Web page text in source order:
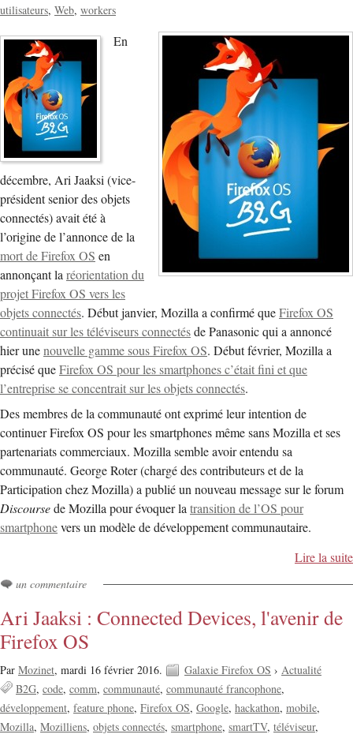
utilisateurs Web workers
En
décembre, Ari Jaaksi (vice-
président senior des objets
connectés) avait été à
l’origine de l’annonce de la
mort de Firefox OS en
annonçant laréorientation du
projet Firefox OS vers les
objets connectés. Début janvier, Mozilla a confirmé queFirefox OS
continuait sur les téléviseurs connectésde Panasonic qui a annoncé
hier unenouvelle gamme sous Firefox OS. Début février, Mozilla a
précisé queFirefox OS pour les smartphones c’était fini et que
l’entreprise se concentrait sur les objets connectés.
Des membres de la communauté ont exprimé leur intention de
continuer Firefox OS pour les smartphones même sans Mozilla et ses
partenariats commerciaux. Mozilla semble avoir entendu sa
communauté. George Roter (chargé des contributeurs et de la
Participation chez Mozilla) a publié un nouveau message sur le forum
Discoursede Mozilla pour évoquer latransition de l’OS pour
smartphonevers un modèle de développement communautaire.
Lire la suite
un commentaire
Ari Jaaksi : Connected Devices, l'avenir de
Firefox OS
Par Mozinet, mardi 16 février 2016. Galaxie Firefox OS › Actualité
B2G code comm communauté communauté francophone
développement feature phone Firefox OS Google hackathon mobile
Mozilla Mozilliens objets connectés smartphone smartTV téléviseur